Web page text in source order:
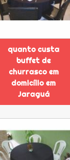
quanto custa
buffet de
churrasco em
domicílio em
Jaraguá